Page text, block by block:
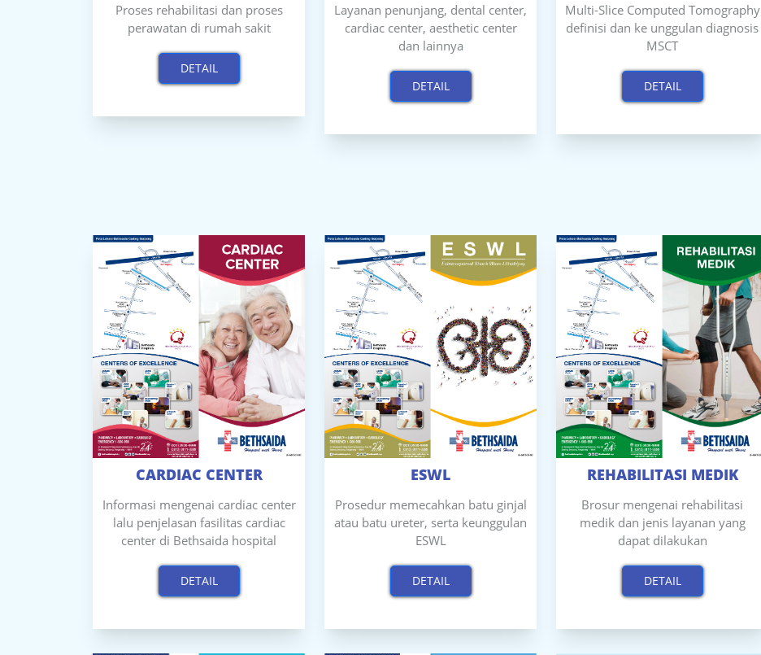
Proses rehabilitasi dan proses
perawatan di rumah sakit
DETAIL
Layanan penunjang, dental center,
cardiac center, aesthetic center
dan lainnya
DETAIL
Multi-Slice Computed Tomography
definisi dan ke unggulan diagnosis
MSCT
DETAIL
CARDIAC CENTER
Informasi mengenai cardiac center
lalu penjelasan fasilitas cardiac
center di Bethsaida hospital
DETAIL
ESWL
Prosedur memecahkan batu ginjal
atau batu ureter, serta keunggulan
ESWL
DETAIL
REHABILITASI MEDIK
Brosur mengenai rehabilitasi
medik dan jenis layanan yang
dapat dilakukan
DETAIL